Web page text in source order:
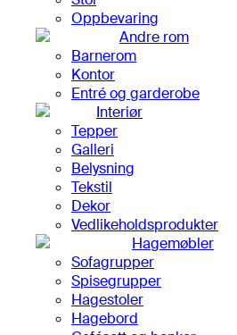
Oppbevaring
Andre rom
Barnerom
Kontor
Entré og garderobe
Interiør
Tepper
Galleri
Belysning
Tekstil
Dekor
Vedlikeholdsprodukter
Hagemøbler
Sofagrupper
Spisegrupper
Hagestoler
Hagebord